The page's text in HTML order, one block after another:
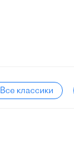
Все классики